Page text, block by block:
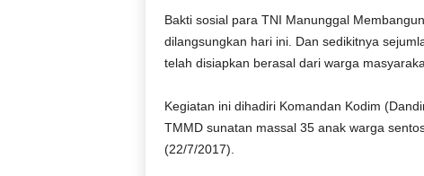
Bakti sosial para TNI Manunggal
dilangsungkan hari ini. Dan sedikitnya
telah disiapkan berasal dari warga
Kegiatan ini dihadiri Komandan Kodim
TMMD sunatan massal 35 anak warga
(22/7/2017).